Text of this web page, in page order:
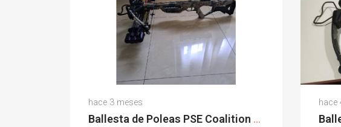
(0)
hace 3 meses
Ballesta de Poleas PSE Coalition 185 Libras
hace